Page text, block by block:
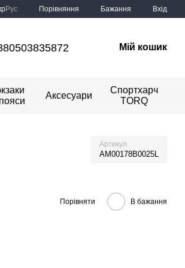
Рус Порівняння Бажання Вхід
Мій кошик
Аксесуари
Спортхарч
TORQ
Артикул
AM00178B0025L
Порівняти В бажання